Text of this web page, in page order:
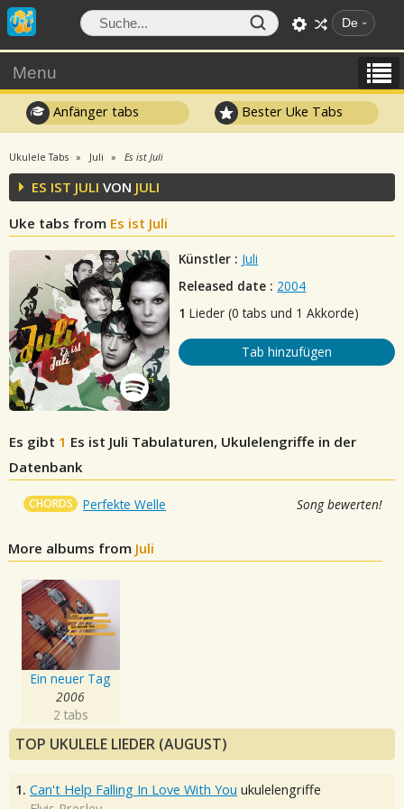
De
Menu
Anfänger tabs Bester Uke Tabs
Ukulele Tabs Juli Es ist Juli
ES IST JULI VON JULI
Uke tabs from Es ist Juli
Künstler : Juli
Released date : 2004
1 Lieder (0 tabs und 1 Akkorde)
Tab hinzufügen
Es gibt 1 Es ist Juli Tabulaturen, Ukulelengriffe in der
Datenbank
CHORDS Perfekte Welle Song bewerten!
More albums from Juli
Ein neuer Tag
2006
2 tabs
TOP UKULELE LIEDER (AUGUST)
1. Can't Help Falling In Love With You ukulelengriffe